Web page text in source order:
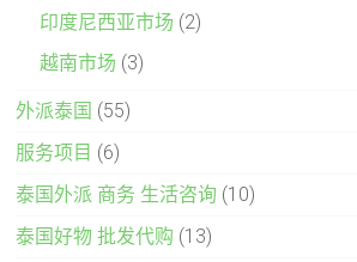
印度尼西亚市场 (2)
越南市场 (3)
外派泰国 (55)
服务项目 (6)
泰国外派 商务 生活咨询 (10)
泰国好物 批发代购 (13)